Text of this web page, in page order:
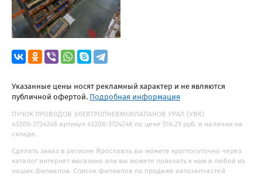
Указанные цены носят рекламный характер и не являются
публичной офертой. Подробная информация
ПУЧОК ПРОВОДОВ ЭЛЕКТРОПНЕВМОКЛАПАНОВ УРАЛ (УВК)
4320Х-3724248 артикул 4320Х-3724248 по цене 516.29 руб. в наличии на
складе.
Сделать заказ в регионе Ярославль вы можете круглосуточно через
каталог интернет магазина или вы можете приехать к нам в любой из
наших филиалов. Список филиалов по продаже автозапчастей